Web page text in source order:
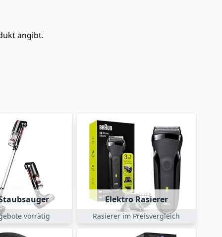
angibt.
vorrätig
Elektro Rasierer
Rasierer im Preisvergleich